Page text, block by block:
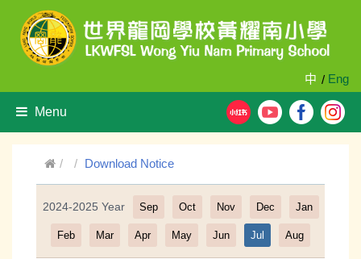
中 / Eng
Menu
Download Notice
Filter
2024-2025 Year Sep Oct Nov Dec Jan
Feb Mar Apr May Jun Jul Aug